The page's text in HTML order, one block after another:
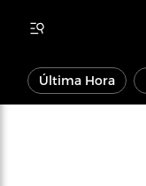
Última Hora